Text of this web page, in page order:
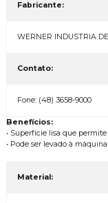
Fabricante:
WERNER INDUSTRIA
Contato:
Fone: (48) 3658-9000
Benefícios:
• Superfície lisa que
• Pode ser levado à
Material: